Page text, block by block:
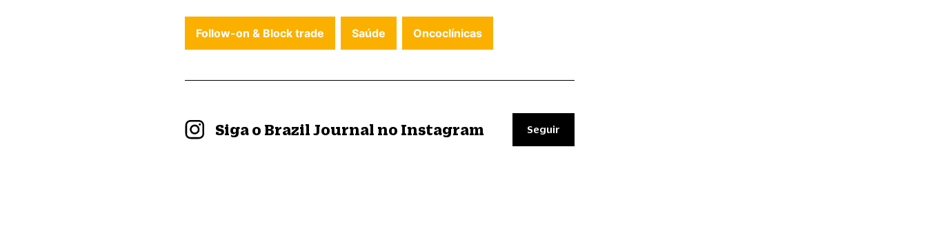
Follow-on & Block trade Saúde Oncoclínicas
Siga o Brazil Journal no Instagram Seguir